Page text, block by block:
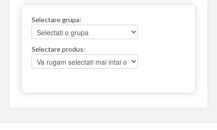
Selectare grupa:
Selectare produs: